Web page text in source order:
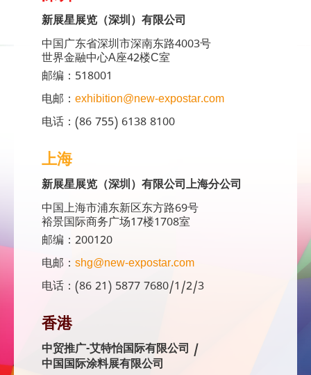
新展星展览（深圳）有限公司
中国广东省深圳市深南东路4003号
世界金融中心A座42楼C室
邮编：518001
电邮： exhibition@new-expostar.com
电话：(86 755) 6138 8100
上海
新展星展览（深圳）有限公司上海分公司
中国上海市浦东新区东方路69号
裕景国际商务广场17楼1708室
邮编：200120
电邮： shg@new-expostar.com
电话：(86 21) 5877 7680/1/2/3
香港
中贸推广-艾特怡国际有限公司 /
中国国际涂料展有限公司